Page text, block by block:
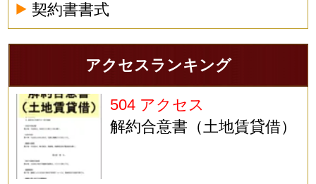
契約書書式
アクセスランキング
504 アクセス
解約合意書（土地賃貸借）